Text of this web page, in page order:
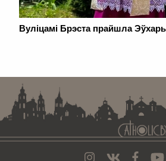
Вуліцамі Брэста прайшла